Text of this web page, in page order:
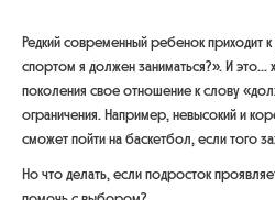
Редкий современный ребенок приходит
спортом я должен заниматься?». И
поколения свое отношение к слову
ограничения. Например, невысокий и
сможет пойти на баскетбол, если того
Но что делать, если подросток